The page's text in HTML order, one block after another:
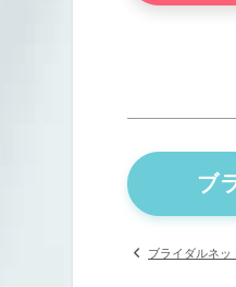
ブ
ブライダルネッ